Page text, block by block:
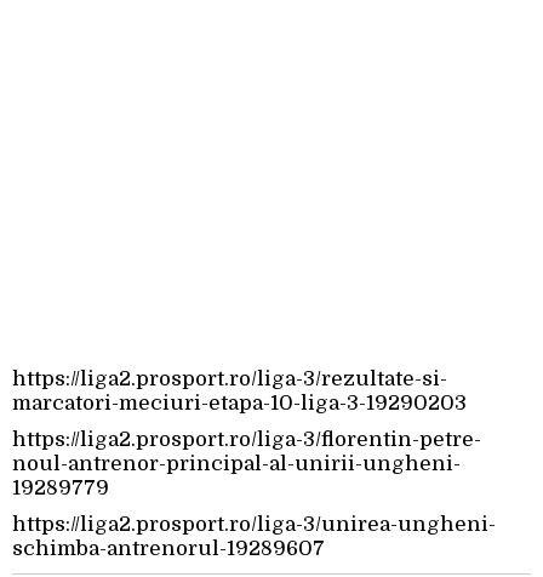
https://liga2.prosport.ro/liga-3/rezultate-si-
marcatori-meciuri-etapa-10-liga-3-19290203
https://liga2.prosport.ro/liga-3/florentin-petre-
noul-antrenor-principal-al-unirii-ungheni-
19289779
https://liga2.prosport.ro/liga-3/unirea-ungheni-
schimba-antrenorul-19289607